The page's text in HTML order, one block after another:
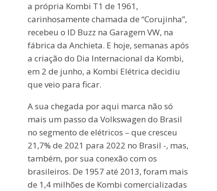
a própria Kombi T1 de 1961,
carinhosamente chamada de “Corujinha”,
recebeu o ID Buzz na Garagem VW, na
fábrica da Anchieta. E hoje, semanas após
a criação do Dia Internacional da Kombi,
em 2 de junho, a Kombi Elétrica decidiu
que veio para ficar.
A sua chegada por aqui marca não só
mais um passo da Volkswagen do Brasil
no segmento de elétricos – que cresceu
21,7% de 2021 para 2022 no Brasil -, mas,
também, por sua conexão com os
brasileiros. De 1957 até 2013, foram mais
de 1,4 milhões de Kombi comercializadas